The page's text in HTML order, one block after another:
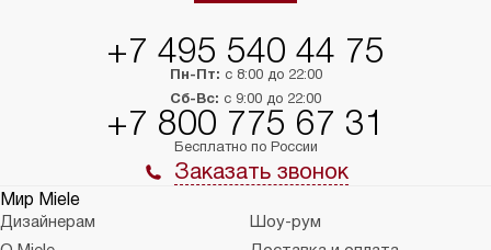
+7 495 540 44 75
Пн-Пт: с 8:00 до 22:00
Сб-Вс: с 9:00 до 22:00
+7 800 775 67 31
Бесплатно по России
Заказать звонок
Мир Miele
Дизайнерам
Шоу-рум